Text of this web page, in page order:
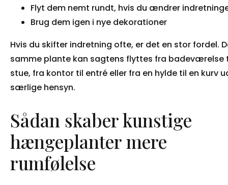
Flyt dem nemt rundt, hvis du ændrer
Brug dem igen i nye dekorationer
Hvis du skifter indretning ofte, er det en stor fordel.
samme plante kan sagtens flyttes fra badeværelse
stue, fra kontor til entré eller fra en hylde til en kurv
særlige hensyn.
Sådan skaber kunstige
hængeplanter mere
rumfølelse